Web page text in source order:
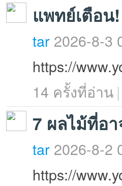
แพทย์เตือน
tar 2026-8-3
https://
14 ครั้งที่อ่าน |
7 ผลไม้ที่อ
tar 2026-8-2
https://